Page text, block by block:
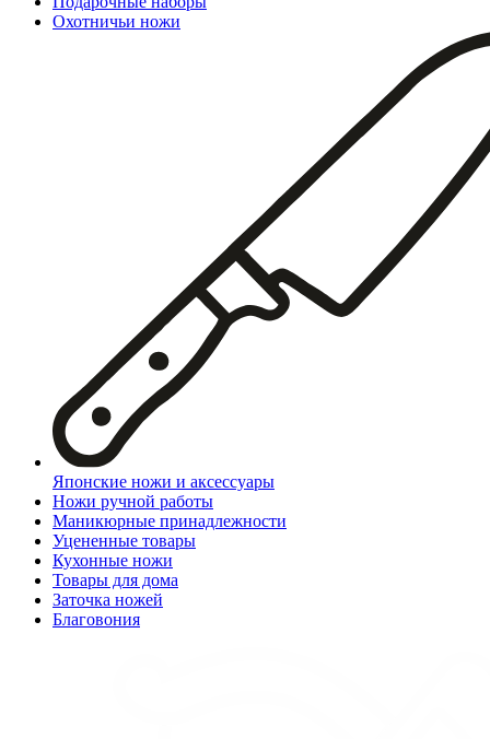
Охотничьи ножи
Японские ножи и аксессуары
Ножи ручной работы
Маникюрные принадлежности
Уцененные товары
Кухонные ножи
Товары для дома
Заточка ножей
Благовония